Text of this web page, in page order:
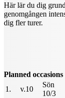
Här lär du dig
genomgången
dig fler turer.
Planned occasions
1.
v.10
Sön
10/3